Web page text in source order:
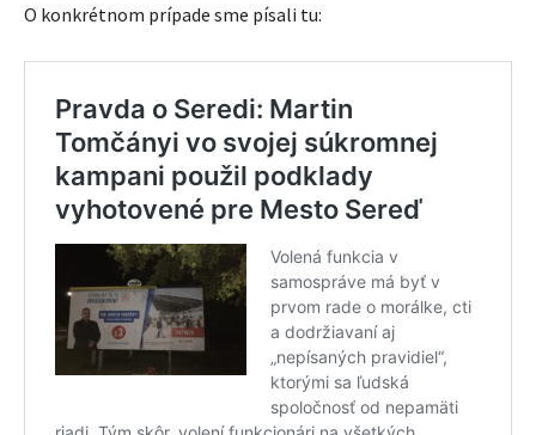
O konkrétnom prípade sme písali tu: